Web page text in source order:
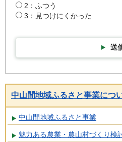
2：ふつう
3：見つけにくかった
送
中山間地域ふるさと事業につ
中山間地域ふるさと事業
魅力ある農業・農山村づくり検